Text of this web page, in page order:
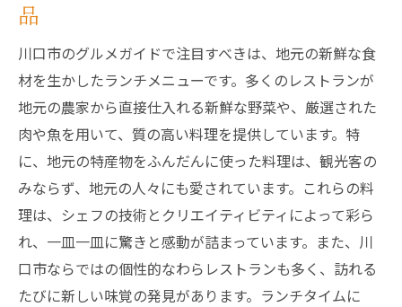
品
川口市のグルメガイドで注目すべきは、地元の新鮮な食
材を生かしたランチメニューです。多くのレストランが
地元の農家から直接仕入れる新鮮な野菜や、厳選された
肉や魚を用いて、質の高い料理を提供しています。特
に、地元の特産物をふんだんに使った料理は、観光客の
みならず、地元の人々にも愛されています。これらの料
理は、シェフの技術とクリエイティビティによって彩ら
れ、一皿一皿に驚きと感動が詰まっています。また、川
口市ならではの個性的なわらレストランも多く、訪れる
たびに新しい味覚の発見があります。ランチタイムに